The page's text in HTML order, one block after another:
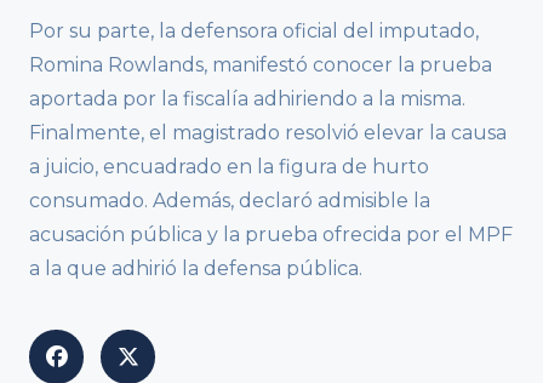
Por su parte, la defensora oficial del imputado,
Romina Rowlands, manifestó conocer la prueba
aportada por la fiscalía adhiriendo a la misma.
Finalmente, el magistrado resolvió elevar la causa
a juicio, encuadrado en la figura de hurto
consumado. Además, declaró admisible la
acusación pública y la prueba ofrecida por el MPF
a la que adhirió la defensa pública.